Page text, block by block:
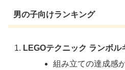
男の子向けランキング
LEGOテクニック ランボル
組み立ての達成感